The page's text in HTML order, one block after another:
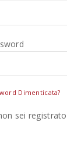
Dimenticata?
sei registrato